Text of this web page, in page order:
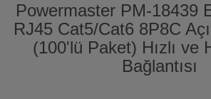
Powermaster PM-18439
RJ45 Cat5/Cat6 8P8C
(100'lü Paket) Hızlı ve
Bağlantısı